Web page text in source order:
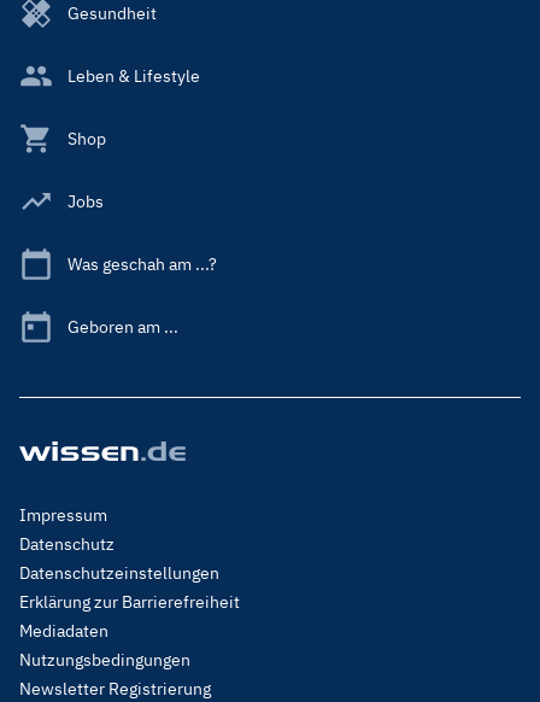
Gesundheit
Leben & Lifestyle
Shop
Jobs
Was geschah am ...?
Geboren am ...
Footer
Menu
Legal
Impressum
Datenschutz
Datenschutzeinstellungen
Erklärung zur Barrierefreiheit
Mediadaten
Nutzungsbedingungen
Newsletter Registrierung